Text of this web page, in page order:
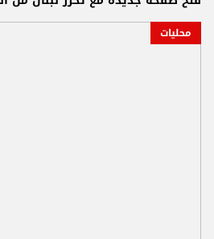
محليات